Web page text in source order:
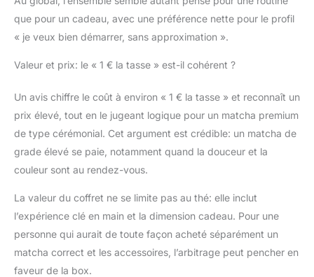
Matcha IRO.
que pour un cadeau, avec une préférence nette pour le profil
« je veux bien démarrer, sans approximation ».
Valeur et prix: le « 1 € la tasse » est-il cohérent ?
Un avis chiffre le coût à environ « 1 € la tasse » et reconnaît un
prix élevé, tout en le jugeant logique pour un matcha premium
de type cérémonial. Cet argument est crédible: un matcha de
grade élevé se paie, notamment quand la douceur et la
couleur sont au rendez-vous.
La valeur du coffret ne se limite pas au thé: elle inclut
l’expérience clé en main et la dimension cadeau. Pour une
personne qui aurait de toute façon acheté séparément un
matcha correct et les accessoires, l’arbitrage peut pencher en
faveur de la box.